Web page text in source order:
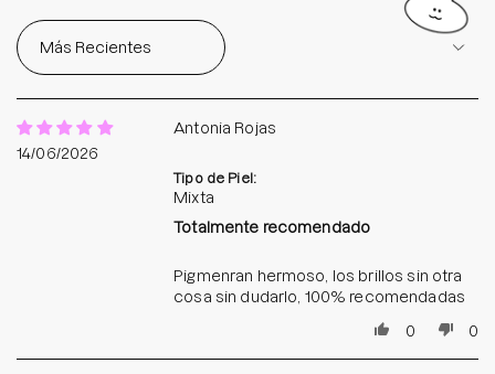
Sort by
14/06/2026
Antonia Rojas
Tipo de Piel:
Mixta
Totalmente recomendado
Pigmenran hermoso, los brillos sin otra
cosa sin dudarlo, 100% recomendadas
0
0